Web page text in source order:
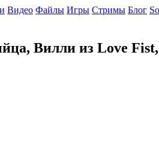
Видео Файлы Игры Cтримы Блог
Вилли из Love